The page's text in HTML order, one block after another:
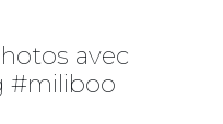
avec
#miliboo